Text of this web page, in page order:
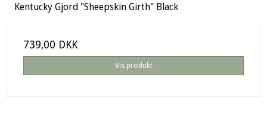
Kentucky Gjord "Sheepskin Girth" Black
739,00 DKK
Vis produkt